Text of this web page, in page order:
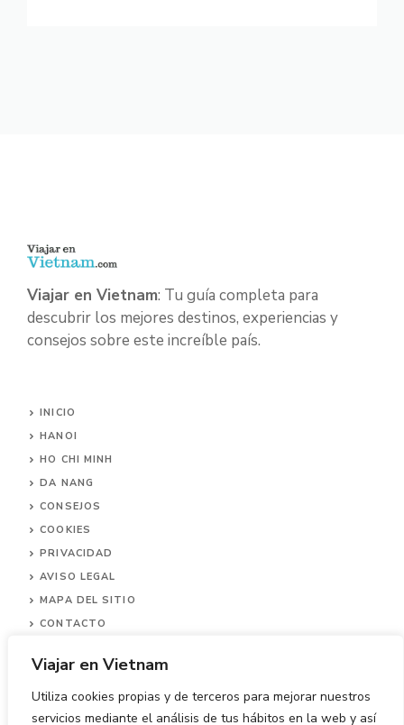
Viajar en Vietnam
Utiliza cookies propias y de terceros para mejorar nuestros
servicios mediante el análisis de tus hábitos en la web y así
Viajar en Vietnam: Tu guía completa para
descubrir los mejores destinos, experiencias y
consejos sobre este increíble país.
INICIO
HANOI
HO CHI MINH
DA NANG
CONSEJOS
COOKIES
PRIVACIDAD
AVISO LEGAL
MAPA DEL SITIO
CONTACTO